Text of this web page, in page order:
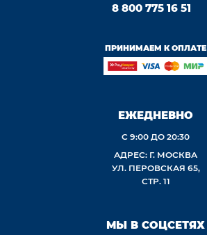
8 800 775 16 51
ПРИНИМАЕМ К ОПЛАТЕ
ЕЖЕДНЕВНО
С 9:00 ДО 20:30
АДРЕС: Г. МОСКВА
УЛ. ПЕРОВСКАЯ 65,
СТР. 11
МЫ В СОЦСЕТЯХ